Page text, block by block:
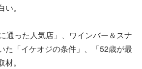
。
通った人気店」、ワインバー＆スナ
た「イケオジの条件」、「52歳が最
。